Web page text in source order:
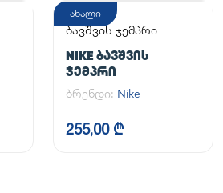
ახალი
ბავშვის ჯემპრი
NIKE ᲑᲐᲕᲨᲕᲘᲡ
ᲯᲔᲛᲞᲠᲘ
ბრენდი: Nike
255,00 ₾